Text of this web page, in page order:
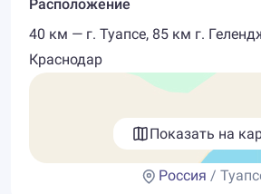
Расположение
40 км — г. Туапсе, 85 км г.
Краснодар
Показать на
Россия /